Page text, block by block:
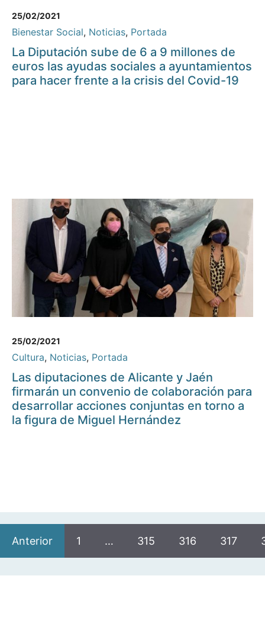
25/02/2021
Bienestar Social, Noticias, Portada
La Diputación sube de 6 a 9 millones de
euros las ayudas sociales a ayuntamientos
para hacer frente a la crisis del Covid-19
25/02/2021
Cultura, Noticias, Portada
Las diputaciones de Alicante y Jaén
firmarán un convenio de colaboración para
desarrollar acciones conjuntas en torno a
la figura de Miguel Hernández
Anterior 1 … 315 316 317